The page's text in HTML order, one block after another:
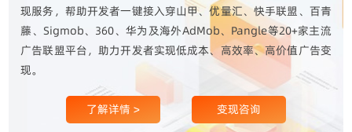
现服务，帮助开发者一键接入穿山甲、优量汇、快手联盟、百青
藤、Sigmob、360、华为及海外AdMob、Pangle等20+家主流
广告联盟平台，助力开发者实现低成本、高效率、高价值广告变
现。
了解详情 > 变现咨询